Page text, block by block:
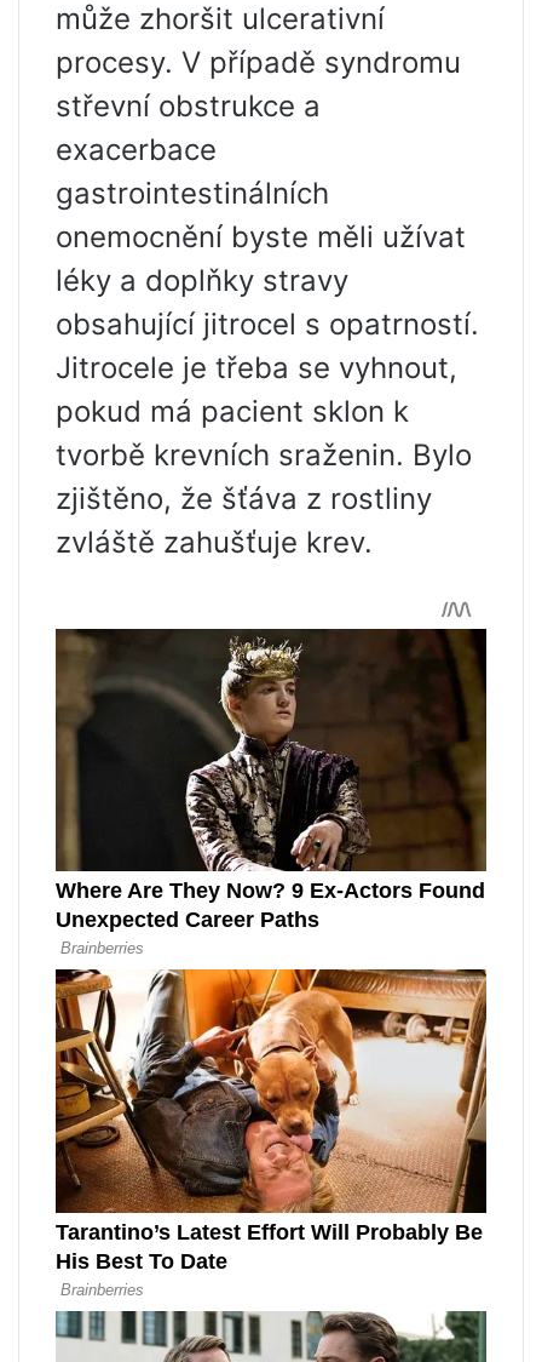
může zhoršit ulcerativní
procesy. V případě syndromu
střevní obstrukce a
exacerbace
gastrointestinálních
onemocnění byste měli užívat
léky a doplňky stravy
obsahující jitrocel s opatrností.
Jitrocele je třeba se vyhnout,
pokud má pacient sklon k
tvorbě krevních sraženin. Bylo
zjištěno, že šťáva z rostliny
zvláště zahušťuje krev.